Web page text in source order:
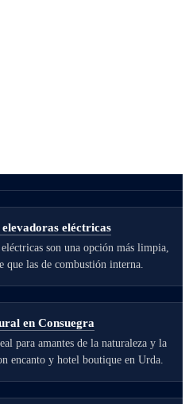
eléctricas
son una opción más limpia,
que las de combustión interna.
en Consuegra
para amantes de la naturaleza y la
encanto y hotel boutique en Urda.